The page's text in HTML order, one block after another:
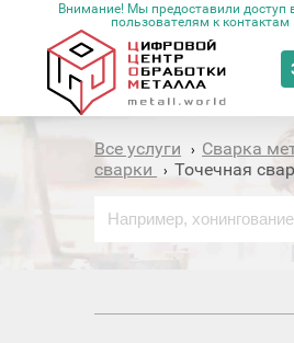
Внимание! Мы предоставили доступ
пользователям к
Все услуги › Сварка
сварки
› Точечная